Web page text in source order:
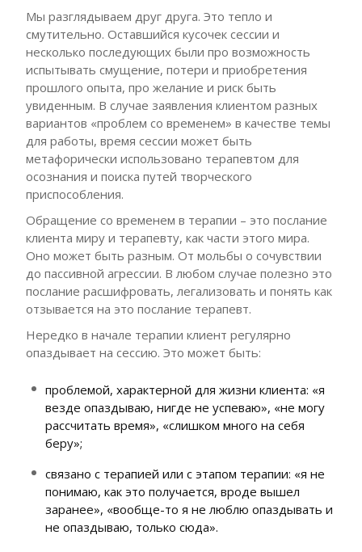
Мы разглядываем друг друга. Это тепло и
смутительно. Оставшийся кусочек сессии и
несколько последующих были про возможность
испытывать смущение, потери и приобретения
прошлого опыта, про желание и риск быть
увиденным. В случае заявления клиентом разных
вариантов «проблем со временем» в качестве темы
для работы, время сессии может быть
метафорически использовано терапевтом для
осознания и поиска путей творческого
приспособления.
Обращение со временем в терапии – это послание
клиента миру и терапевту, как части этого мира.
Оно может быть разным. От мольбы о сочувствии
до пассивной агрессии. В любом случае полезно это
послание расшифровать, легализовать и понять как
отзывается на это послание терапевт.
Нередко в начале терапии клиент регулярно
опаздывает на сессию. Это может быть:
проблемой, характерной для жизни клиента: «я
везде опаздываю, нигде не успеваю», «не могу
рассчитать время», «слишком много на себя
беру»;
связано с терапией или с этапом терапии: «я не
понимаю, как это получается, вроде вышел
заранее», «вообще-то я не люблю опаздывать и
не опаздываю, только сюда».